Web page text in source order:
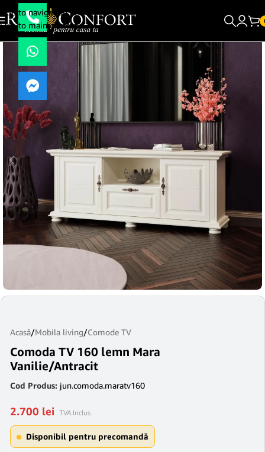
Skip to navigation
Skip to main content
Acasă/Mobila living/Comode TV
Comoda TV 160 lemn Mara
Vanilie/Antracit
Cod Produs: jun.comoda.maratv160
2.700 lei TVA Inclus
Disponibil pentru precomandă